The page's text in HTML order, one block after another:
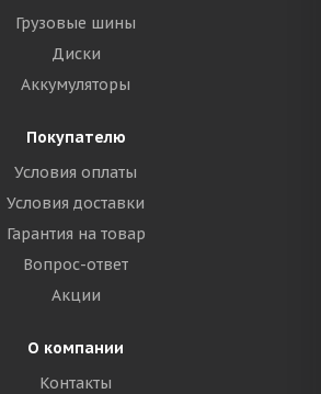
Грузовые шины
Диски
Аккумуляторы
Покупателю
Условия оплаты
Условия доставки
Гарантия на товар
Вопрос-ответ
Акции
О компании
Контакты